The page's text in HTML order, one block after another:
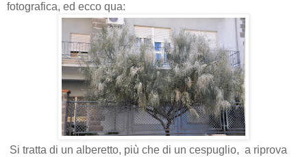
fotografica, ed ecco qua:
Si tratta di un alberetto, più che di un cespuglio, a riprova